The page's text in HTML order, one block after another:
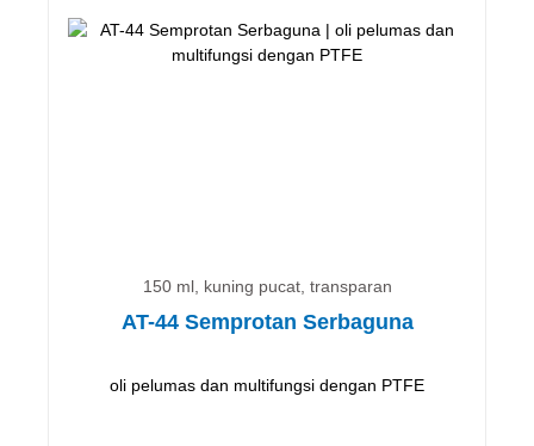
150 ml, kuning pucat, transparan
AT-44 Semprotan Serbaguna
oli pelumas dan multifungsi dengan PTFE